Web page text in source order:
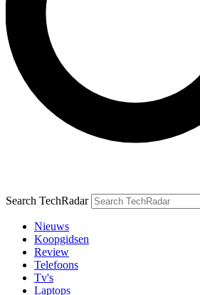
Search TechRadar
Nieuws
Koopgidsen
Review
Telefoons
Tv's
Laptops